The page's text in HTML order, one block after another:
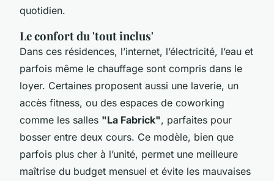
quotidien.
Le confort du 'tout inclus'
Dans ces résidences, l’internet, l’électricité, l’eau et
parfois même le chauffage sont compris dans le
loyer. Certaines proposent aussi une laverie, un
accès fitness, ou des espaces de coworking
comme les salles "La Fabrick", parfaites pour
bosser entre deux cours. Ce modèle, bien que
parfois plus cher à l’unité, permet une meilleure
maîtrise du budget mensuel et évite les mauvaises